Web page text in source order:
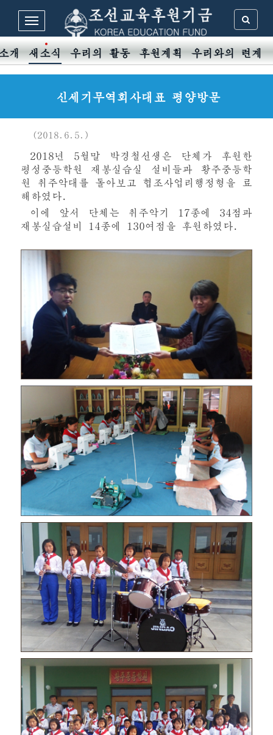
개 새소식 우리의 활동 후원계획 우리와의 련계
신세기무역회사대표 평양방문
(2018.6.5.)
2018년 5월말 박경철선생은 단체가 후원한
평성중등학원 재봉실습실 설비들과 황주중등학
원 취주악대를 돌아보고 협조사업리행정형을 료
해하였다.
이에 앞서 단체는 취주악기 17종에 34점과
재봉실습설비 14종에 130여점을 후원하였다.